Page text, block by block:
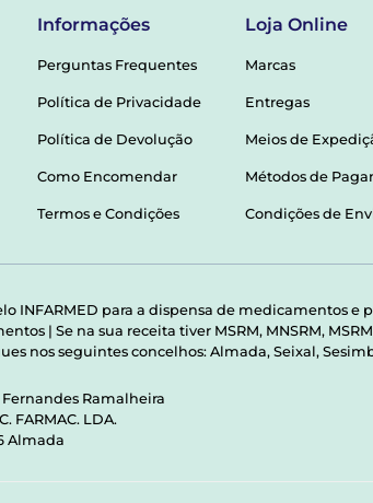
Informações
Perguntas Frequentes
Política de Privacidade
Política de Devolução
Como Encomendar
Termos e Condições
Loja Online
Marcas
Entregas
Meios de
Métodos de
Condições de
INFARMED para a dispensa de medicamentos e
| Se na sua receita tiver MSRM, MNSRM,
nos seguintes concelhos: Almada, Seixal,
Ramalheira
FARMAC. LDA.
Almada